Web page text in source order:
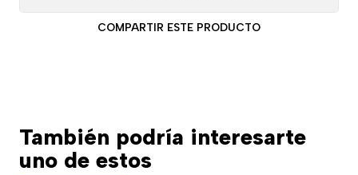
COMPARTIR ESTE PRODUCTO
También podría interesarte
uno de estos